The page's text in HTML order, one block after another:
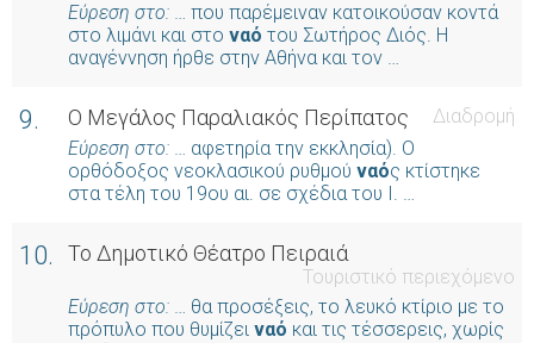
Εύρεση στο: … που παρέμειναν κατοικούσαν κοντά
στο λιμάνι και στο ναό του Σωτήρος Διός. Η
αναγέννηση ήρθε στην Αθήνα και τον …
9. Ο Μεγάλος Παραλιακός Περίπατος
Διαδρομή
Εύρεση στο: … αφετηρία την εκκλησία). Ο
ορθόδοξος νεοκλασικού ρυθμού ναός κτίστηκε
στα τέλη του 19ου αι. σε σχέδια του Ι. …
10. Το Δημοτικό Θέατρο Πειραιά
Τουριστικό περιεχόμενο
Εύρεση στο: … θα προσέξεις, το λευκό κτίριο με το
πρόπυλο που θυμίζει ναό και τις τέσσερεις, χωρίς